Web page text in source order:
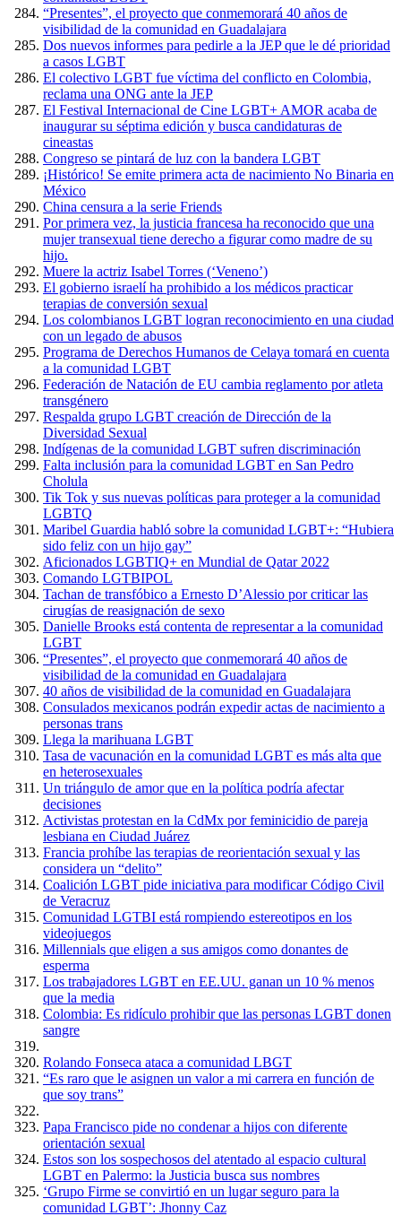
“Presentes”, el proyecto que conmemorará 40 años de
visibilidad de la comunidad en Guadalajara
Dos nuevos informes para pedirle a la JEP que le dé prioridad
a casos LGBT
El colectivo LGBT fue víctima del conflicto en Colombia,
reclama una ONG ante la JEP
El Festival Internacional de Cine LGBT+ AMOR acaba de
inaugurar su séptima edición y busca candidaturas de
cineastas
Congreso se pintará de luz con la bandera LGBT
¡Histórico! Se emite primera acta de nacimiento No Binaria en
México
China censura a la serie Friends
Por primera vez, la justicia francesa ha reconocido que una
mujer transexual tiene derecho a figurar como madre de su
hijo.
Muere la actriz Isabel Torres (‘Veneno’)
El gobierno israelí ha prohibido a los médicos practicar
terapias de conversión sexual
Los colombianos LGBT logran reconocimiento en una ciudad
con un legado de abusos
Programa de Derechos Humanos de Celaya tomará en cuenta
a la comunidad LGBT
Federación de Natación de EU cambia reglamento por atleta
transgénero
Respalda grupo LGBT creación de Dirección de la
Diversidad Sexual
Indígenas de la comunidad LGBT sufren discriminación
Falta inclusión para la comunidad LGBT en San Pedro
Cholula
Tik Tok y sus nuevas políticas para proteger a la comunidad
LGBTQ
Maribel Guardia habló sobre la comunidad LGBT+: “Hubiera
sido feliz con un hijo gay”
Aficionados LGBTIQ+ en Mundial de Qatar 2022
Comando LGTBIPOL
Tachan de transfóbico a Ernesto D’Alessio por criticar las
cirugías de reasignación de sexo
Danielle Brooks está contenta de representar a la comunidad
LGBT
“Presentes”, el proyecto que conmemorará 40 años de
visibilidad de la comunidad en Guadalajara
40 años de visibilidad de la comunidad en Guadalajara
Consulados mexicanos podrán expedir actas de nacimiento a
personas trans
Llega la marihuana LGBT
Tasa de vacunación en la comunidad LGBT es más alta que
en heterosexuales
Un triángulo de amor que en la política podría afectar
decisiones
Activistas protestan en la CdMx por feminicidio de pareja
lesbiana en Ciudad Juárez
Francia prohíbe las terapias de reorientación sexual y las
considera un “delito”
Coalición LGBT pide iniciativa para modificar Código Civil
de Veracruz
Comunidad LGTBI está rompiendo estereotipos en los
videojuegos
Millennials que eligen a sus amigos como donantes de
esperma
Los trabajadores LGBT en EE.UU. ganan un 10 % menos
que la media
Colombia: Es ridículo prohibir que las personas LGBT donen
sangre
Rolando Fonseca ataca a comunidad LBGT
“Es raro que le asignen un valor a mi carrera en función de
que soy trans”
Papa Francisco pide no condenar a hijos con diferente
orientación sexual
Estos son los sospechosos del atentado al espacio cultural
LGBT en Palermo: la Justicia busca sus nombres
‘Grupo Firme se convirtió en un lugar seguro para la
comunidad LGBT’: Jhonny Caz